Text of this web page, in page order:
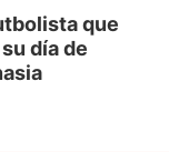
que
día de